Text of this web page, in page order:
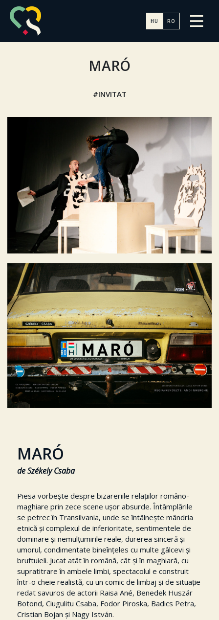
HU RO
MARÓ
INVITAT
MARÓ
de Székely Csaba
Piesa vorbește despre bizareriile relațiilor româno-
maghiare prin zece scene ușor absurde. Întâmplările
se petrec în Transilvania, unde se întâlnește mândria
etnică și complexul de inferioritate, sentimentele de
dominare și nemulțumirile reale, durerea sinceră și
umorul, condimentate bineînțeles cu multe gâlcevi și
bruftuieli. Jucat atât în română, cât și în maghiară, cu
supratitrare în ambele limbi, spectacolul e construit
într-o cheie realistă, cu un comic de limbaj și de situație
redat savuros de actorii Raisa Ané, Benedek Huszár
Botond, Ciugulitu Csaba, Fodor Piroska, Badics Petra,
Cristian Bojan și Nagy István.